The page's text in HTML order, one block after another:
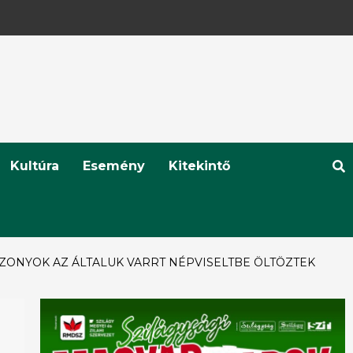
Kultúra Esemény Kitekintő
AZ ÁLTALUK VARRT NÉPVISELTBE ÖLTÖZTEK